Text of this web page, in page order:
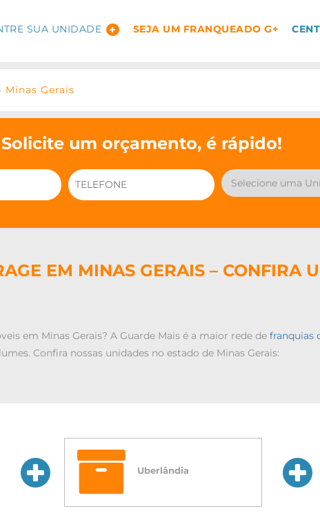
SUA UNIDADE SEJA UM FRANQUEADO G+
Minas Gerais
Solicite um orçamento, é rápido!
EM MINAS GERAIS – CONFIRA
em Minas Gerais? A Guarde Mais é a maior rede de franquias
Confira nossas unidades no estado de Minas Gerais:
Uberlândia